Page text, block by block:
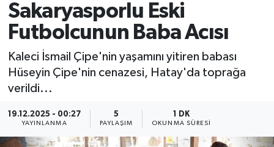
Sakaryasporlu Eski
Futbolcunun Baba Acısı
Kaleci İsmail Çipe'nin yaşamını yitiren babası
Hüseyin Çipe'nin cenazesi, Hatay'da toprağa
verildi...
19.12.2025 - 00:27
YAYINLANMA
5
PAYLAŞIM
1 DK
OKUNMA SÜRESI